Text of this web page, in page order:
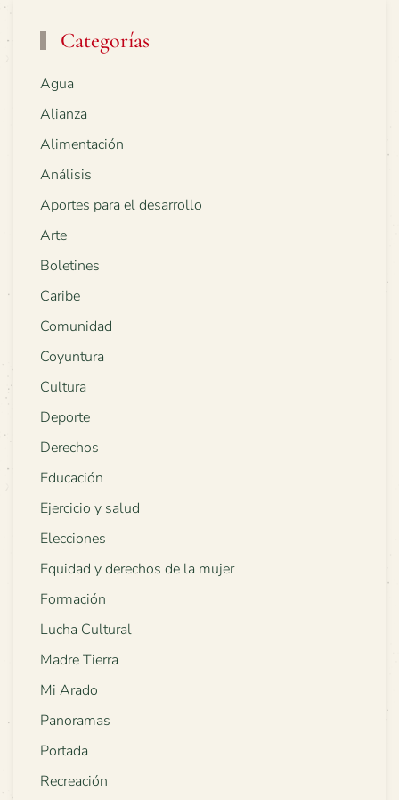
Categorías
Agua
Alianza
Alimentación
Análisis
Aportes para el desarrollo
Arte
Boletines
Caribe
Comunidad
Coyuntura
Cultura
Deporte
Derechos
Educación
Ejercicio y salud
Elecciones
Equidad y derechos de la mujer
Formación
Lucha Cultural
Madre Tierra
Mi Arado
Panoramas
Portada
Recreación